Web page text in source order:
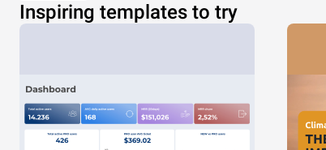
Inspiring templates to try